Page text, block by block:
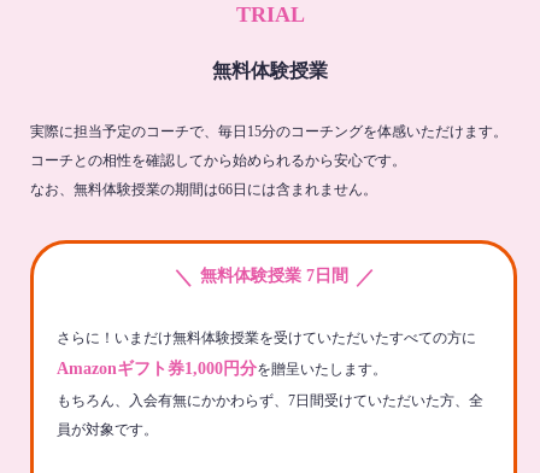
TRIAL
無料体験授業
実際に担当予定のコーチで、毎日15分のコーチングを体感いただけます。
コーチとの相性を確認してから始められるから安心です。
なお、無料体験授業の期間は66日には含まれません。
＼ 無料体験授業 7日間 ／
さらに！いまだけ無料体験授業を受けていただいたすべての方に
Amazonギフト券1,000円分を贈呈いたします。
もちろん、入会有無にかかわらず、7日間受けていただいた方、全
員が対象です。